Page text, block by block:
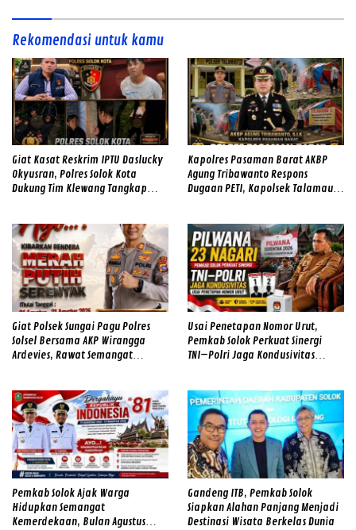
Rekomendasi untuk kamu
Giat Kasat Reskrim IPTU Daslucky
Okyusran, Polres Solok Kota
Dukung Tim Klewang Tangkap
Kapolres Pasaman Barat AKBP
Agung Tribawanto Respons
Dugaan PETI, Kapolsek Talamau
Giat Polsek Sungai Pagu Polres
Solsel Bersama AKP Wirangga
Ardevies, Rawat Semangat
Usai Penetapan Nomor Urut,
Pemkab Solok Perkuat Sinergi
TNI–Polri Jaga Kondusivitas
Pemkab Solok Ajak Warga
Hidupkan Semangat
Kemerdekaan, Bulan Agustus
Gandeng ITB, Pemkab Solok
Siapkan Alahan Panjang Menjadi
Destinasi Wisata Berkelas Dunia